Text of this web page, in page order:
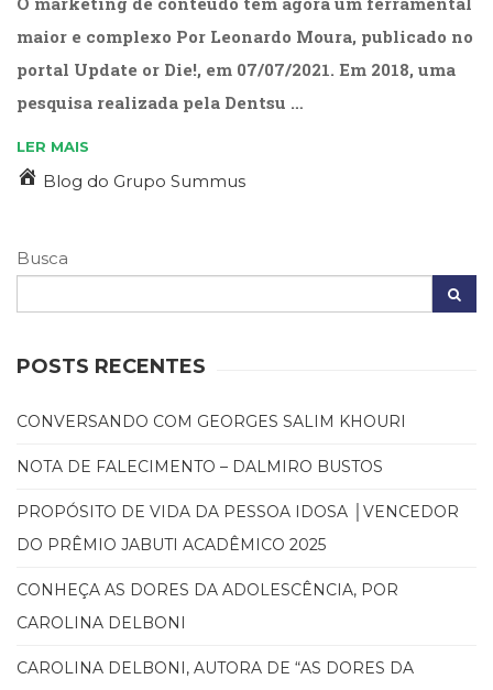
Jornalismo
LGBTQIA+
(66)
Erótica
(11)
Literatura,
(69)
de
(48)
(Programação
(41)
(200)
Psicologia,
(799)
Propaganda
e
maior e complexo Por Leonardo Moura, publicado no
portal Update or Die!, em 07/07/2021. Em 2018, uma
pesquisa realizada pela Dentsu …
LER MAIS
Blog do Grupo Summus
Busca
POSTS RECENTES
CONVERSANDO COM GEORGES SALIM KHOURI
NOTA DE FALECIMENTO – DALMIRO BUSTOS
PROPÓSITO DE VIDA DA PESSOA IDOSA │VENCEDOR
DO PRÊMIO JABUTI ACADÊMICO 2025
CONHEÇA AS DORES DA ADOLESCÊNCIA, POR
CAROLINA DELBONI
CAROLINA DELBONI, AUTORA DE “AS DORES DA